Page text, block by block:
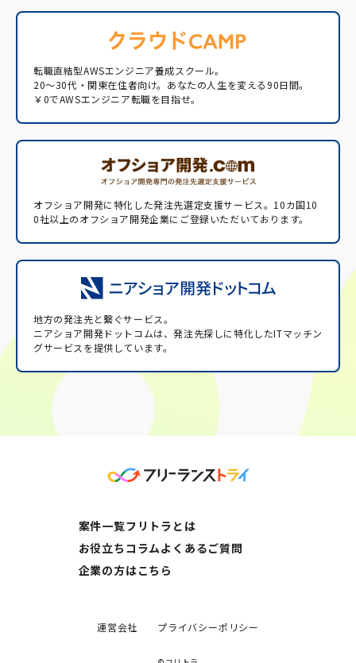
転職直結型AWSエンジニア養成スクール。
20〜30代・関東在住者向け。あなたの人生を変える90日間。
￥0でAWSエンジニア転職を目指せ。
オフショア開発に特化した発注先選定支援サービス。 10カ国10
0社以上のオフショア開発企業にご登録いただいております。
地方の発注先と繋ぐサービス。
ニアショア開発ドットコムは、発注先探しに特化したITマッチン
グサービスを提供しています。
案件一覧フリトラとは
お役立ちコラムよくあるご質問
企業の方はこちら
運営会社 プライバシーポリシー